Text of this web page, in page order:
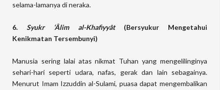
selama-lamanya di neraka.
6. Syukr ‘Âlim al-Khafiyyât (Bersyukur Mengetahui
Kenikmatan Tersembunyi)
Manusia sering lalai atas nikmat Tuhan yang mengelilinginya
sehari-hari seperti udara, nafas, gerak dan lain sebagainya.
Menurut Imam Izzuddin al-Sulami, puasa dapat mengembalikan